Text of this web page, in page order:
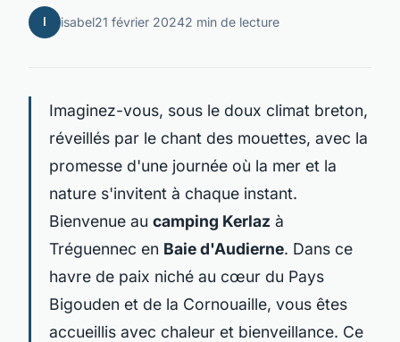
I isabel21 février 20242 min de lecture
Imaginez-vous, sous le doux climat breton,
réveillés par le chant des mouettes, avec la
promesse d'une journée où la mer et la
nature s'invitent à chaque instant.
Bienvenue au camping Kerlaz à
Tréguennec en Baie d'Audierne. Dans ce
havre de paix niché au cœur du Pays
Bigouden et de la Cornouaille, vous êtes
accueillis avec chaleur et bienveillance. Ce